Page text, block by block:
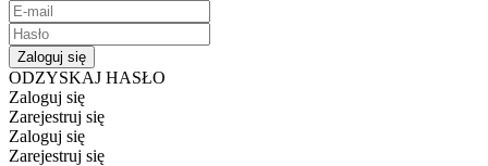
Zaloguj się
ODZYSKAJ HASŁO
Zaloguj się
Zarejestruj się
Zaloguj się
Zarejestruj się